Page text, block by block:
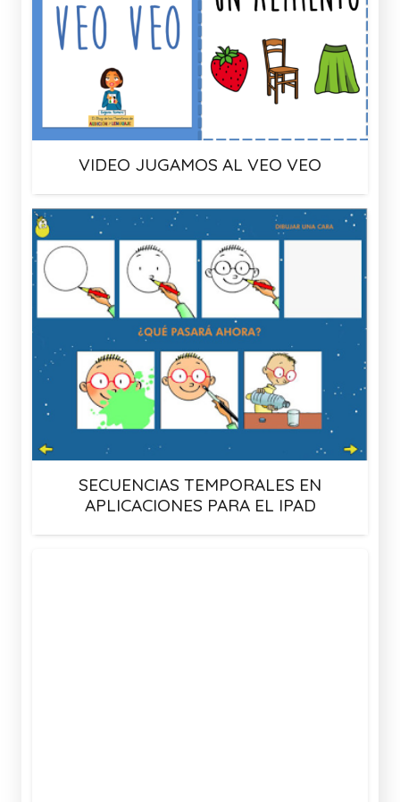
VIDEO JUGAMOS AL VEO VEO
SECUENCIAS TEMPORALES EN
APLICACIONES PARA EL IPAD